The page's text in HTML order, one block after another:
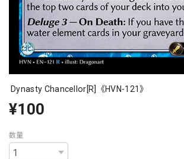
Dynasty Chancellor[R]《HVN-121》
¥100
数量